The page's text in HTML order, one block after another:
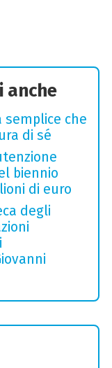
anche
semplice che
di sé
biennio
di euro
degli